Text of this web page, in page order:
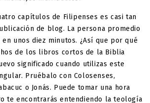
capítulos de Filipenses es casi tan
de blog. La persona promedio
unos diez minutos. ¿Así que por qué
de los libros cortos de la Biblia
significado cuando utilizas este
Pruébalo con Colosenses,
o Jonás. Puede tomar una hora
te encontrarás entendiendo la teología